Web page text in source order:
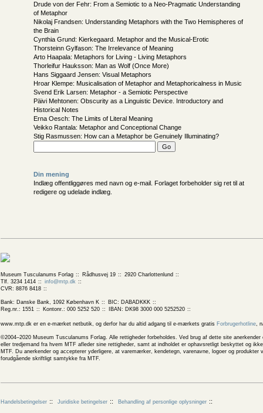
Drude von der Fehr: From a Semiotic to a Neo-Pragmatic Understanding
of Metaphor
Nikolaj Frandsen: Understanding Metaphors with the Two Hemispheres of
the Brain
Cynthia Grund: Kierkegaard. Metaphor and the Musical-Erotic
Thorsteinn Gylfason: The Irrelevance of Meaning
Arto Haapala: Metaphors for Living - Living Metaphors
Thorleifur Hauksson: Man as Wolf (Once More)
Hans Siggaard Jensen: Visual Metaphors
Hroar Klempe: Musicalisation of Metaphor and Metaphoricalness in Music
Svend Erik Larsen: Metaphor - a Semiotic Perspective
Päivi Mehtonen: Obscurity as a Linguistic Device. Introductory and
Historical Notes
Erna Oesch: The Limits of Literal Meaning
Veikko Rantala: Metaphor and Conceptional Change
Stig Rasmussen: How can a Metaphor be Genuinely Illuminating?
Din mening
Indlæg offentliggøres med navn og e-mail. Forlaget forbeholder sig ret til at
redigere og udelade indlæg.
Museum Tusculanums Forlag Rådhusvej 19
2920 Charlottenlund
Tlf. 3234 1414
info@mtp.dk
CVR: 8876 8418
Bank: Danske Bank, 1092 København K
BIC: DABADKKK
Reg.nr.: 1551
Kontonr.: 000 5252 520 IBAN: DK98 3000 000 5252520
www.mtp.dk er en e-mærket netbutik, og derfor har du altid adgang til e-mærkets gratis Forbrugerhotline,
©2004–2020 Museum Tusculanums Forlag. Alle rettigheder forbeholdes. Ved brug af dette site
eller tredjemand fra hvem MTF afleder sine rettigheder, samt at indholdet er ophavsretligt beskyttet og
MTF. Du anerkender og accepterer yderligere, at varemærker, kendetegn, varenavne, logoer og
forudgående skriftligt samtykke fra MTF.
Handelsbetingelser Juridiske betingelser Behandling af personlige oplysninger